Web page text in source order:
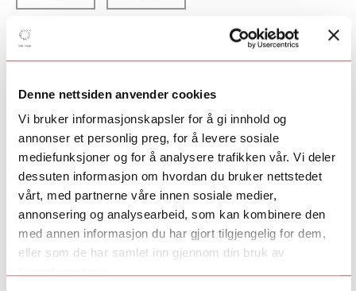
Denne nettsiden anvender cookies
Vi bruker informasjonskapsler for å gi innhold og
annonser et personlig preg, for å levere sosiale
mediefunksjoner og for å analysere trafikken vår. Vi deler
dessuten informasjon om hvordan du bruker nettstedet
vårt, med partnerne våre innen sosiale medier,
annonsering og analysearbeid, som kan kombinere den
med annen informasjon du har gjort tilgjengelig for dem,
eller som de har samlet inn gjennom din bruk av